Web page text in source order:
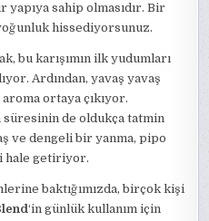
sahip olmasıdır. Bir
hissediyorsunuz.
bu karışımın ilk yudumları
Ardından, yavaş yavaş
ortaya çıkıyor.
süresinin de oldukça tatmin
ve dengeli bir yanma, pipo
hale getiriyor.
baktığımızda, birçok kişi
‘in günlük kullanım için